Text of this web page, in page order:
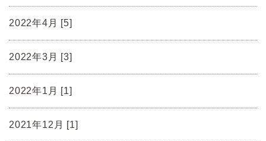
2022年4月 [5]
2022年3月 [3]
2022年1月 [1]
2021年12月 [1]